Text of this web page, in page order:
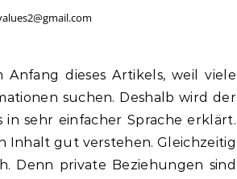
Anfang dieses Artikels, weil viele
suchen. Deshalb wird der
sehr einfacher Sprache erklärt.
Inhalt gut verstehen. Gleichzeitig
Denn private Beziehungen sind